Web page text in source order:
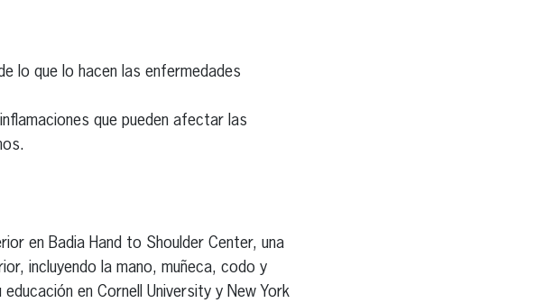
lo que lo hacen las enfermedades
que pueden afectar las
en Badia Hand to Shoulder Center, una
incluyendo la mano, muñeca, codo y
en Cornell University y New York